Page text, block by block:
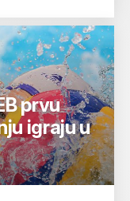
prvu
igraju u